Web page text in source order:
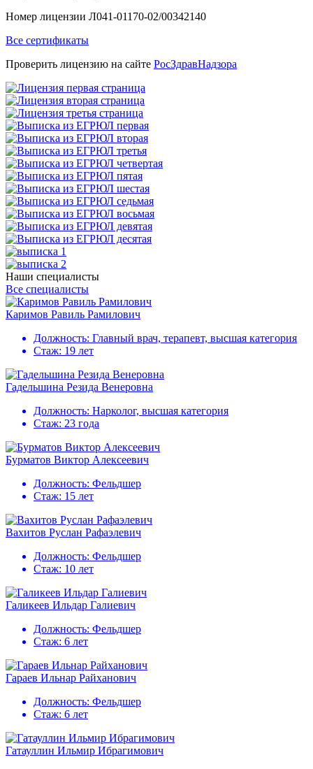
Номер лицензии Л041-01170-02/00342140
Все сертификаты
Проверить лицензию на сайте РосЗдравНадзора
Наши специалисты
Все специалисты
Каримов Равиль Рамилович
Должность: Главный врач, терапевт, высшая категория
Стаж: 19 лет
Гадельшина Резида Венеровна
Должность: Нарколог, высшая категория
Стаж: 23 года
Бурматов Виктор Алексеевич
Должность: Фельдшер
Стаж: 15 лет
Вахитов Руслан Рафаэлевич
Должность: Фельдшер
Стаж: 10 лет
Галикеев Ильдар Галиевич
Должность: Фельдшер
Стаж: 6 лет
Гараев Ильнар Райханович
Должность: Фельдшер
Стаж: 6 лет
Гатауллин Ильмир Ибрагимович